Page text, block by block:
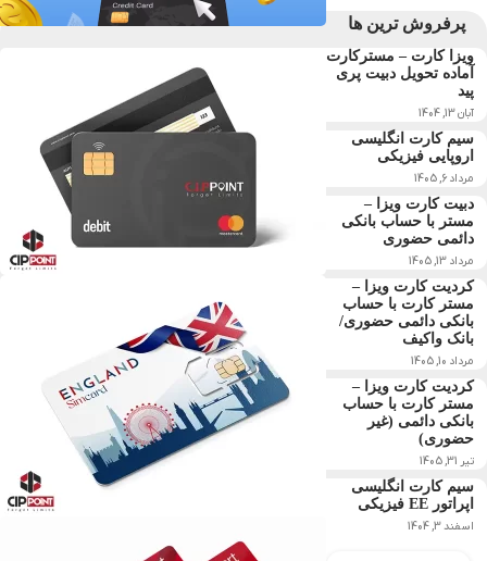
پرفروش ترین ها
ویزا کارت – مسترکارت
آماده تحویل دبیت پری
پید
آبان 13, 1404
سیم کارت انگلیسی
اروپایی فیزیکی
مرداد 6, 1405
دبیت کارت ویزا –
مستر با حساب بانکی
دائمی حضوری
مرداد 13, 1405
کردیت کارت ویزا –
مستر کارت با حساب
بانکی دائمی حضوری/
بانک واکیف
مرداد 10, 1405
کردیت کارت ویزا –
مستر کارت با حساب
بانکی دائمی (غیر
حضوری)
تیر 31, 1405
سیم کارت انگلیسی
اپراتور EE فیزیکی
اسفند 3, 1404